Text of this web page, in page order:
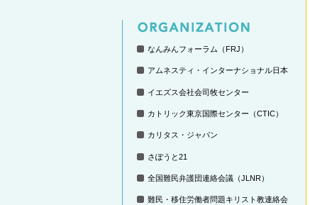
なんみんフォーラム（FRJ）
アムネスティ・インターナショナル日本
イエズス会社会司牧センター
カトリック東京国際センター（CTIC）
カリタス・ジャパン
さぽうと21
全国難民弁護団連絡会議（JLNR）
難民・移住労働者問題キリスト教連絡会